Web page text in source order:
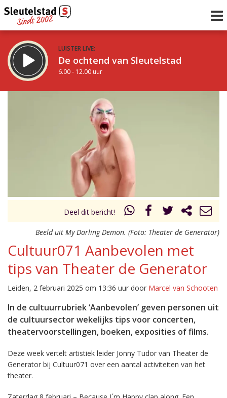
LUISTER LIVE:
De ochtend van Sleutelstad
6.00 - 12.00 uur
De middag van Sleutelstad
uur 1 van 0
Deel dit bericht!
Beeld uit My Darling Demon. (Foto: Theater de Generator)
Cultuur071 Aanbevolen met
tips van Theater de Generator
Leiden, 2 februari 2025 om 13:36 uur door Marcel van Schooten
In de cultuurrubriek ‘Aanbevolen’ geven personen uit
de cultuursector wekelijks tips voor concerten,
theatervoorstellingen, boeken, exposities of films.
Deze week vertelt artistiek leider Jonny Tudor van Theater de
Generator bij Cultuur071 over een aantal activiteiten van het
theater.